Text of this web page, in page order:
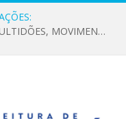
FESTIVAL DE VERÃO 2026 REÚNE MULTIDÕES, MOVIMENTA A ECONOMIA E FORTALECE A CULTURA LOCAL